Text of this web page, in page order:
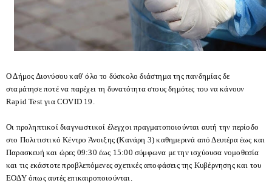
Ο Δήμος Διονύσου καθ' όλο το δύσκολο διάστημα της πανδημίας δε
σταμάτησε ποτέ να παρέχει τη δυνατότητα στους δημότες του να κάνουν
Rapid Test για COVID 19.
Οι προληπτικοί διαγνωστικοί έλεγχοι πραγματοποιούνται αυτή την περίοδο
στο Πολιτιστικό Κέντρο Άνοιξης (Κανάρη 3) καθημερινά από Δευτέρα έως και
Παρασκευή και ώρες 09:30 έως 15:00 σύμφωνα με την ισχύουσα νομοθεσία
και τις εκάστοτε προβλεπόμενες σχετικές αποφάσεις της Κυβέρνησης και του
ΕΟΔΥ όπως αυτές επικαιροποιούνται.